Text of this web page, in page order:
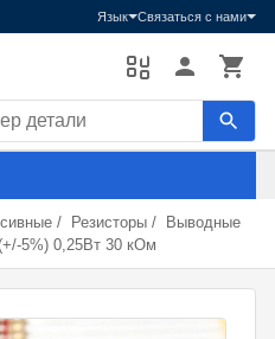
Язык Связаться с нами
/ Резисторы /
Выводные
5%) 0,25Вт 30 кОм